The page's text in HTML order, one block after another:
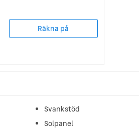
Räkna på
Svankstöd
Solpanel